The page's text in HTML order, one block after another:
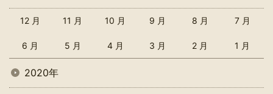
12 月 11 月 10 月 9 月 8 月 7 月
6 月 5 月 4 月 3 月 2 月 1 月
2020年